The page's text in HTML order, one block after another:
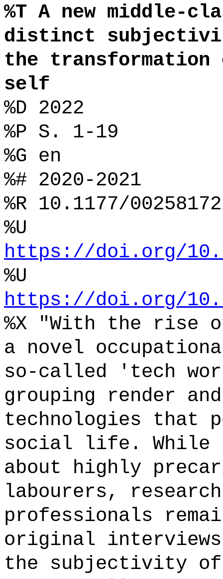
%T A new middle-
distinct
the
self
%D 2022
%P S. 1-19
%G en
%# 2020-2021
%R 10.1177/
%U
https://doi.org/
%U
https://doi.org/
%X "With the
a novel
so-called 'tech
grouping render
technologies that
social life. While
about highly
labourers,
professionals
original
the subjectivity of